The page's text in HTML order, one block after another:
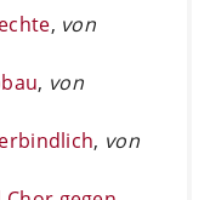
, von
, von
, von